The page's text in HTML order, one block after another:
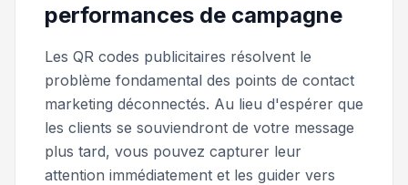
performances de campagne
Les QR codes publicitaires résolvent le
problème fondamental des points de contact
marketing déconnectés. Au lieu d'espérer que
les clients se souviendront de votre message
plus tard, vous pouvez capturer leur
attention immédiatement et les guider vers